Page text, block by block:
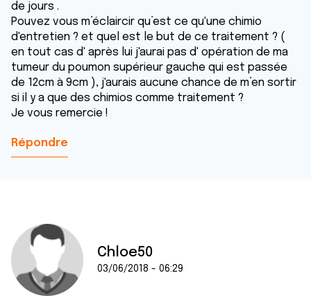
de jours .
Pouvez vous m’éclaircir qu’est ce qu'une chimio
d'entretien ? et quel est le but de ce traitement ? (
en tout cas d' après lui j'aurai pas d' opération de ma
tumeur du poumon supérieur gauche qui est passée
de 12cm à 9cm ), j'aurais aucune chance de m’en sortir
si il y a que des chimios comme traitement ?
Je vous remercie !
Répondre
Chloe50
03/06/2018 - 06:29